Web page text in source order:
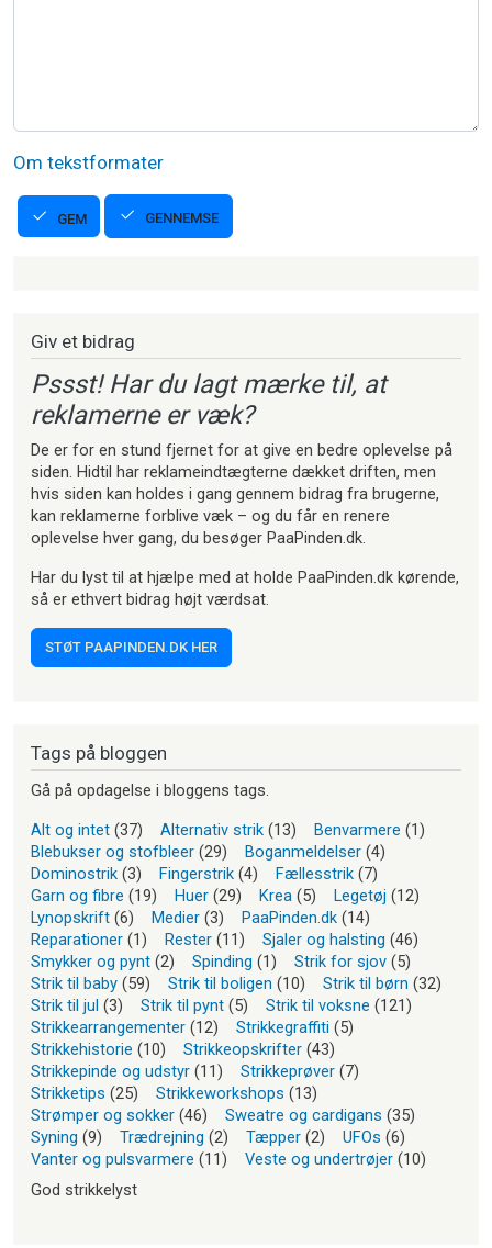
Om tekstformater
GEM GENNEMSE
Giv et bidrag
Pssst! Har du lagt mærke til, at
reklamerne er væk?
De er for en stund fjernet for at give en bedre oplevelse på
siden. Hidtil har reklameindtægterne dækket driften, men
hvis siden kan holdes i gang gennem bidrag fra brugerne,
kan reklamerne forblive væk – og du får en renere
oplevelse hver gang, du besøger PaaPinden.dk.
Har du lyst til at hjælpe med at holde PaaPinden.dk kørende,
så er ethvert bidrag højt værdsat.
STØT PAAPINDEN.DK HER
Tags på bloggen
Gå på opdagelse i bloggens tags.
Alt og intet (37) Alternativ strik (13) Benvarmere (1)
Blebukser og stofbleer (29) Boganmeldelser (4)
Dominostrik (3) Fingerstrik (4) Fællesstrik (7)
Garn og fibre (19) Huer (29) Krea (5) Legetøj (12)
Lynopskrift (6) Medier (3) PaaPinden.dk (14)
Reparationer (1) Rester (11) Sjaler og halsting (46)
Smykker og pynt (2) Spinding (1) Strik for sjov (5)
Strik til baby (59) Strik til boligen (10) Strik til børn (32)
Strik til jul (3) Strik til pynt (5) Strik til voksne (121)
Strikkearrangementer (12) Strikkegraffiti (5)
Strikkehistorie (10) Strikkeopskrifter (43)
Strikkepinde og udstyr (11) Strikkeprøver (7)
Strikketips (25) Strikkeworkshops (13)
Strømper og sokker (46) Sweatre og cardigans (35)
Syning (9) Trædrejning (2) Tæpper (2) UFOs (6)
Vanter og pulsvarmere (11) Veste og undertrøjer (10)
God strikkelyst